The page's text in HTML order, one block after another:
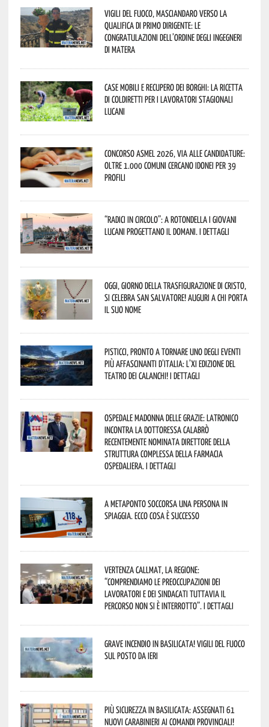
Vigili del Fuoco, Masciandaro verso la
qualifica di Primo Dirigente: le
congratulazioni dell’Ordine degli Ingegneri
di Matera
Case mobili e recupero dei borghi: la ricetta
di Coldiretti per i lavoratori stagionali
lucani
Concorso Asmel 2026, via alle candidature:
oltre 1.000 Comuni cercano idonei per 39
profili
“Radici in Circolo”: a Rotondella i giovani
lucani progettano il domani. I dettagli
Oggi, giorno della Trasfigurazione di Cristo,
si celebra San Salvatore! Auguri a chi porta
il suo nome
Pisticci, pronto a tornare uno degli eventi
più affascinanti d’Italia: l’XI edizione del
Teatro dei Calanchi! I dettagli
Ospedale Madonna delle Grazie: Latronico
incontra la dottoressa Calabrò
recentemente nominata Direttore della
Struttura Complessa della Farmacia
Ospedaliera. I dettagli
A Metaponto soccorsa una persona in
spiaggia. Ecco cosa è successo
Vertenza CallMat, la Regione:
“comprendiamo le preoccupazioni dei
lavoratori e dei sindacati tuttavia il
percorso non si è interrotto”. I dettagli
Grave incendio in Basilicata! Vigili del fuoco
sul posto da ieri
Più sicurezza in Basilicata: assegnati 61
nuovi Carabinieri ai Comandi provinciali!